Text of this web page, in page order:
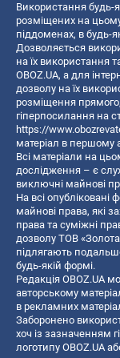
Використання будь-
розміщених на
піддоменах, в будь-
Дозволяється
на їх використання
OBOZ.UA, а для
дозволу на їх
розміщення
гіперпосилання на
https://
матеріал в першому
Всі матеріали на
дослідження – є
виключні майнові
На всі опубліковані
майнові права, які
права та суміжні
дозволу ТОВ
підлягають
будь-якій формі.
Редакція OBOZ.UA
авторському
в рекламних
Заборонено
хоч із зазначенням
логотипу OBOZ.UA